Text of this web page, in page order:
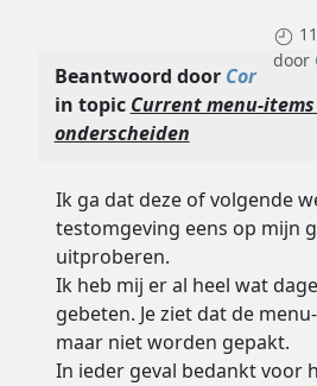
door
Beantwoord door Cor
in topic Current menu-
onderscheiden
Ik ga dat deze of volgende
testomgeving eens op mijn
uitproberen.
Ik heb mij er al heel wat
gebeten. Je ziet dat de
maar niet worden gepakt.
In ieder geval bedankt voor